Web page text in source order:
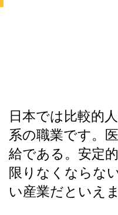
日本では比較的
系の職業です。
給である。安定
限りなくならな
い産業だといえま